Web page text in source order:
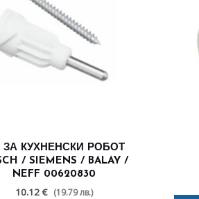
ЗА КУХНЕНСКИ РОБОТ
/ SIEMENS / BALAY /
NEFF 00620830
10.12 € (19.79 лв.)